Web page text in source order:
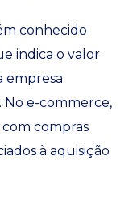
conhecido
indica o valor
empresa
e-commerce,
compras
à aquisição